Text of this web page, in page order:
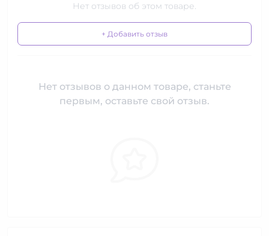
Нет отзывов об этом товаре.
+ Добавить отзыв
Нет отзывов о данном товаре, станьте
первым, оставьте свой отзыв.